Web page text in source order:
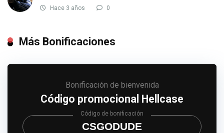
Hace 3 años 0
Más Bonificaciones
Bonificación de bienvenida
Código promocional Hellcase
CSGODUDE
Código de bonificación